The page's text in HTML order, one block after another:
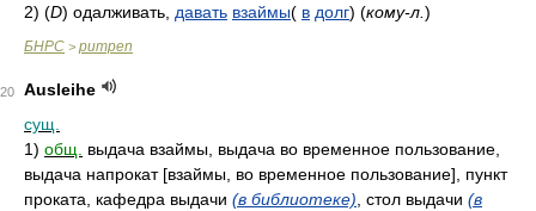
2) (D) одалживать, давать взаймы( в долг) (кому-л. )
БНРС > pumpen
20
Ausleihe
сущ.
1) общ.
выдача взаймы, выдача во временное пользование,
выдача напрокат [взаймы, во временное пользование], пункт
проката, кафедра выдачи (в библиотеке) , стол выдачи (в